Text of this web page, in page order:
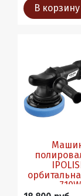
В корзину
710W